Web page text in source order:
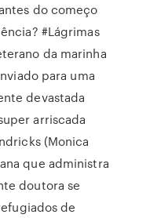
do começo
#Lágrimas
da marinha
para uma
devastada
arriscada
(Monica
que administra
doutora se
de